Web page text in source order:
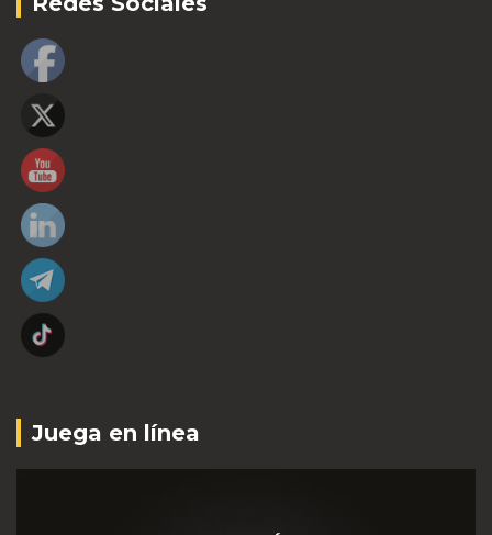
Juega en línea